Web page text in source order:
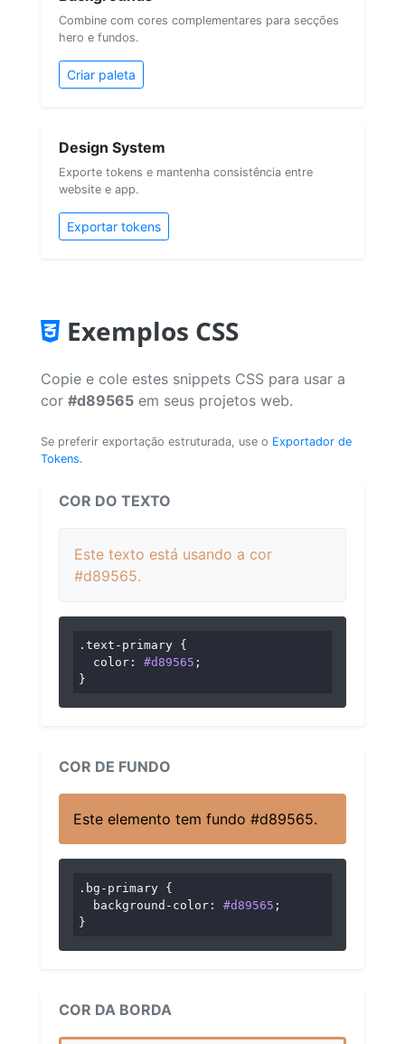
Combine com cores complementares para secções
hero e fundos.
Criar paleta
Design System
Exporte tokens e mantenha consistência entre
website e app.
Exportar tokens
Exemplos CSS
Copie e cole estes snippets CSS para usar a
cor #d89565 em seus projetos web.
Se preferir exportação estruturada, use o Exportador de
Tokens.
COR DO TEXTO
Este texto está usando a cor
#d89565.
.text-primary {
color : #d89565 ;
}
COR DE FUNDO
Este elemento tem fundo #d89565.
.bg-primary {
background-color : #d89565 ;
}
COR DA BORDA